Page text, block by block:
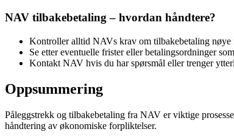
NAV tilbakebetaling – hvordan håndtere?
Kontroller alltid NAVs krav om tilbakebetaling nøye
Se etter eventuelle frister eller betalingsordninger
Kontakt NAV hvis du har spørsmål eller trenger
Oppsummering
Påleggstrekk og tilbakebetaling fra NAV er viktige
håndtering av økonomiske forpliktelser.